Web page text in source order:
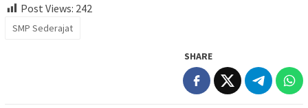
Post Views: 242
SMP Sederajat
SHARE